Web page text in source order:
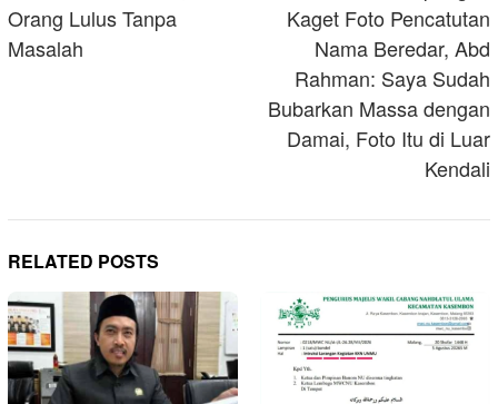
Orang Lulus Tanpa
Masalah
Kaget Foto Pencatutan
Nama Beredar, Abd
Rahman: Saya Sudah
Bubarkan Massa dengan
Damai, Foto Itu di Luar
Kendali
RELATED POSTS